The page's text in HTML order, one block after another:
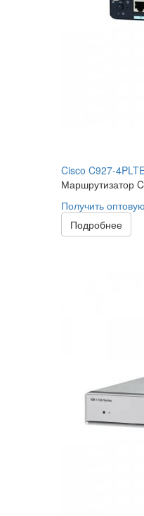
Cisco C927-
Маршрутизатор
Получить
Подробнее